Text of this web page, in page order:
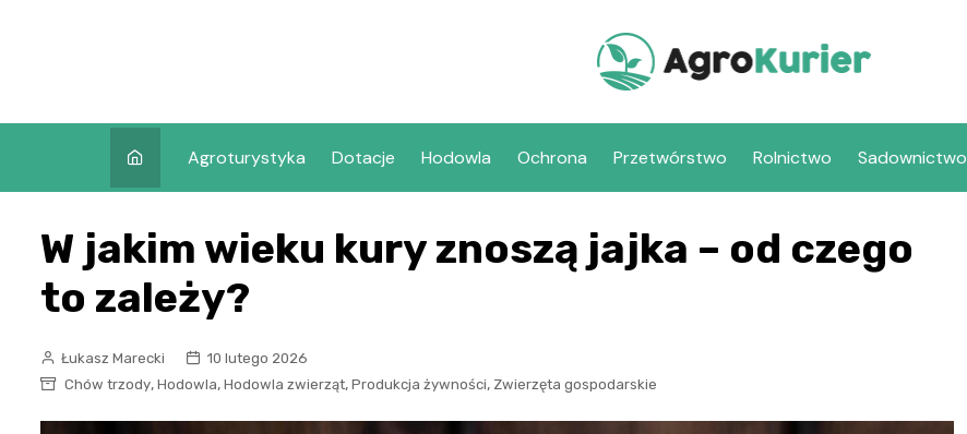
Agroturystyka Dotacje Hodowla Ochrona Przetwórstwo Rolnictwo Sadownictwo
W jakim wieku kury znoszą jajka – od czego
to zależy?
Łukasz Marecki
10 lutego 2026
Chów trzody, Hodowla, Hodowla zwierząt, Produkcja żywności, Zwierzęta gospodarskie